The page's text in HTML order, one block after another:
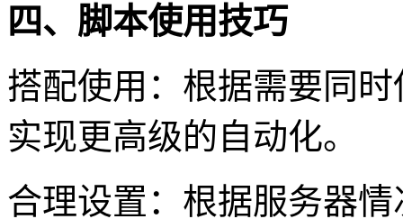
四、脚本使用技巧
搭配使用：根据需要同
实现更高级的自动化。
合理设置：根据服务器